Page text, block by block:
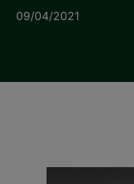
09/04/2021